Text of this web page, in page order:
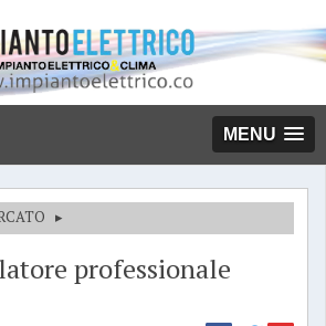
MENU
▸
professionale